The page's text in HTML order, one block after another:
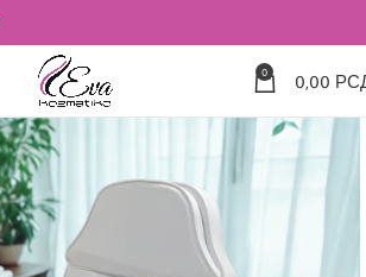
0 0,00